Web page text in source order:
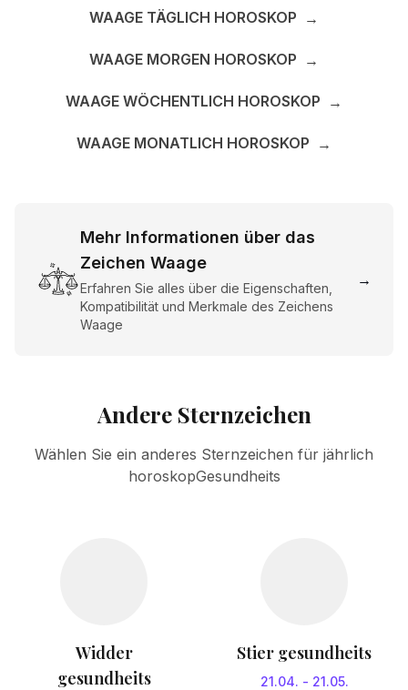
WAAGE TÄGLICH HOROSKOP →
WAAGE MORGEN HOROSKOP →
WAAGE WÖCHENTLICH HOROSKOP →
WAAGE MONATLICH HOROSKOP →
Mehr Informationen über das
Zeichen Waage
Erfahren Sie alles über die Eigenschaften,
Kompatibilität und Merkmale des Zeichens
Waage
→
Andere Sternzeichen
Wählen Sie ein anderes Sternzeichen für jährlich
horoskopGesundheits
Widder
gesundheits
Stier gesundheits
21.04. - 21.05.